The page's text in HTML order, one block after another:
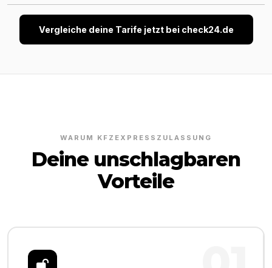
Vergleiche deine Tarife jetzt bei check24.de
WARUM KFZEXPRESSZULASSUNG
Deine unschlagbaren
Vorteile